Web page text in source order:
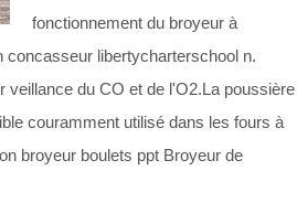
fonctionnement du broyeur à
concasseur libertycharterschool n.
veillance du CO et de l'O2.La poussière
couramment utilisé dans les fours à
broyeur boulets ppt Broyeur de